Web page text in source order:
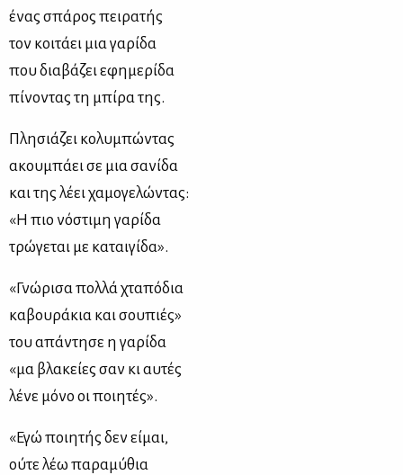
ένας σπάρος πειρατής
τον κοιτάει μια γαρίδα
που διαβάζει εφημερίδα
πίνοντας τη μπίρα της.
Πλησιάζει κολυμπώντας
ακουμπάει σε μια σανίδα
και της λέει χαμογελώντας:
«Η πιο νόστιμη γαρίδα
τρώγεται με καταιγίδα».
«Γνώρισα πολλά χταπόδια
καβουράκια και σουπιές»
του απάντησε η γαρίδα
«μα βλακείες σαν κι αυτές
λένε μόνο οι ποιητές».
«Εγώ ποιητής δεν είμαι,
ούτε λέω παραμύθια